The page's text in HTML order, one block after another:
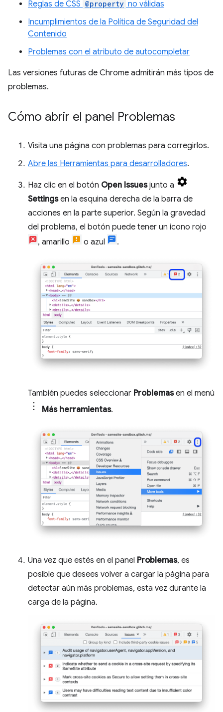
Reglas de CSS @property no válidas
Incumplimientos de la Política de Seguridad del
Contenido
Problemas con el atributo de autocompletar
Las versiones futuras de Chrome admitirán más tipos de
problemas.
Cómo abrir el panel Problemas
Visita una página con problemas para corregirlos.
Abre las Herramientas para desarrolladores.
Haz clic en el botón Open Issuesjunto a
Settingsen la esquina derecha de la barra de
acciones en la parte superior. Según la gravedad
del problema, el botón puede tener un ícono rojo
, amarillo
o azul .
También puedes seleccionar Problemasen el menú
Más herramientas.
Una vez que estés en el panel Problemas, es
posible que desees volver a cargar la página para
detectar aún más problemas, esta vez durante la
carga de la página.